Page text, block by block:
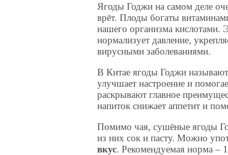
Ягоды Годжи на самом деле
врёт. Плоды богаты
нашего организма кислотами.
нормализует давление,
вирусными заболеваниями.
В Китае ягоды Годжи называют
улучшает настроение и
раскрывают главное
напиток снижает аппетит и
Помимо чая, сушёные ягоды
из них сок и пасту. Можно
вкус. Рекомендуемая норма –